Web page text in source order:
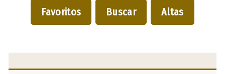
Favoritos Buscar Altas